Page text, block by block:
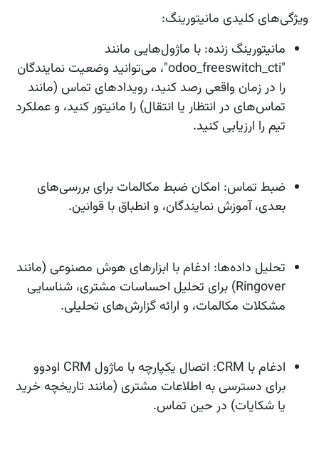
ویژگی‌های کلیدی مانیتورینگ:
مانیتورینگ زنده: با ماژول‌هایی مانند
"odoo_freeswitch_cti"، می‌توانید وضعیت نمایندگان
را در زمان واقعی رصد کنید، رویدادهای تماس (مانند
تماس‌های در انتظار یا انتقال) را مانیتور کنید، و عملکرد
تیم را ارزیابی کنید.
ضبط تماس: امکان ضبط مکالمات برای بررسی‌های
بعدی، آموزش نمایندگان، و انطباق با قوانین.
تحلیل داده‌ها: ادغام با ابزارهای هوش مصنوعی (مانند
Ringover) برای تحلیل احساسات مشتری، شناسایی
مشکلات مکالمات، و ارائه گزارش‌های تحلیلی.
ادغام با CRM:
اتصال یکپارچه با ماژول CRM اودوو
برای دسترسی به اطلاعات مشتری (مانند تاریخچه خرید
یا شکایات) در حین تماس.